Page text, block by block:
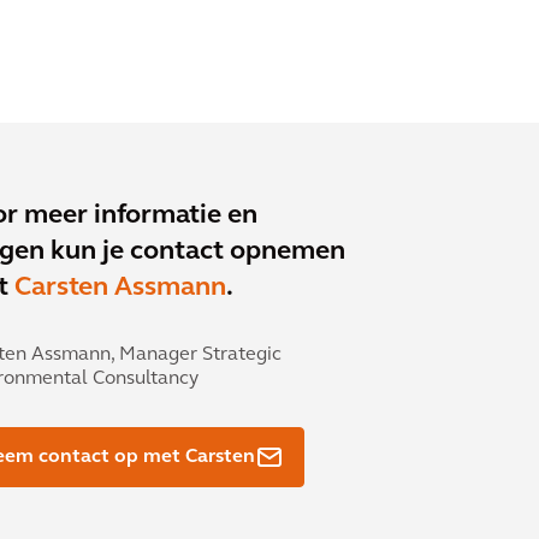
meer informatie en
kun je contact opnemen
Carsten Assmann.
Assmann, Manager Strategic
Consultancy
contact op met Carsten